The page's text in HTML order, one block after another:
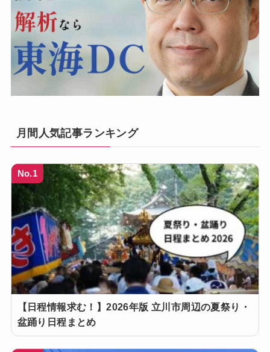
月間人気記事ランキング
No.1
【日程情報求む！】2026年版 立川市周辺の夏祭り・
盆踊り日程まとめ